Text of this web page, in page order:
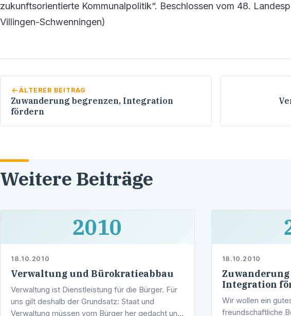
zukunftsorientierte Kommunalpolitik“. Beschlossen vom 48.
Villingen-Schwenningen)
ÄLTERER BEITRAG
Zuwanderung begrenzen, Integration
fördern
Weitere Beiträge
2010
18.10.2010
Verwaltung und Bürokratieabbau
Verwaltung ist Dienstleistung für die Bürger. Für
uns gilt deshalb der Grundsatz: Staat und
Verwaltung müssen vom Bürger her gedacht und
18.10.2010
Zuwanderung
Integration
Wir wollen ein
freundschaftliche